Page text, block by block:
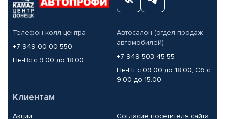
Телефон колл-центра
+7 949 00-00-550
Пн-Вс с 9.00 до 18.00
Автосалон (отдел продаж
автомобилей)
+7 949 503-45-55
Пн-Пт с 09.00 до 18.00, Сб с
9.00 до 15.00
Клиентам
Акции Согласие посетителя сайта